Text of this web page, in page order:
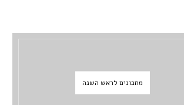
מתכונים לראש השנה